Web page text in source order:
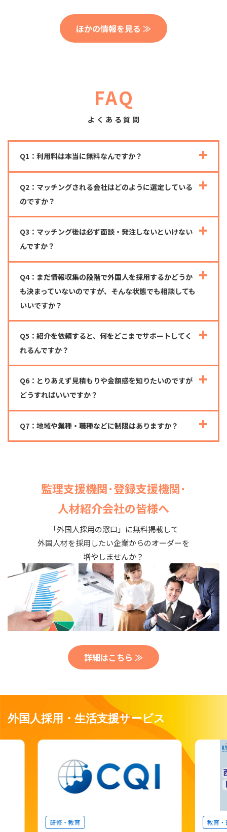
ほかの情報を見る ≫
FAQ
よくある質問
Q1：利用料は本当に無料なんですか？
Q2：マッチングされる会社はどのように選定している
のですか？
Q3：マッチング後は必ず面談・発注しないといけない
んですか？
Q4：まだ情報収集の段階で外国人を採用するかどうか
も決まっていないのですが、そんな状態でも相談しても
いいですか？
Q5：紹介を依頼すると、何をどこまでサポートしてく
れるんですか？
Q6：とりあえず見積もりや金額感を知りたいのですが
どうすればいいですか？
Q7：地域や業種・職種などに制限はありますか？
監理支援機関･登録支援機関･
人材紹介会社の皆様へ
「外国人採用の窓口」に無料掲載して
外国人材を採用したい企業からのオーダーを
増やしませんか？
詳細はこちら ≫
外国人採用・生活支援サービス
研修・教育 教育・